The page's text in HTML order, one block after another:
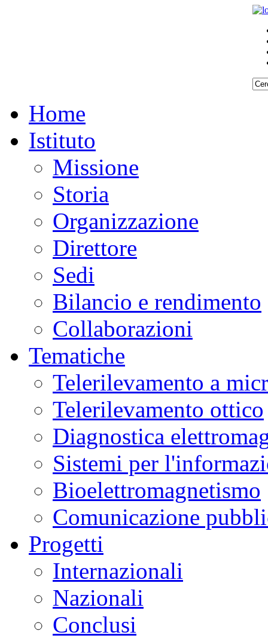
Home
Istituto
Missione
Storia
Organizzazione
Direttore
Sedi
Bilancio e rendimento
Collaborazioni
Tematiche
Telerilevamento a
Telerilevamento ottico
Diagnostica
Sistemi per
Bioelettromagnetismo
Comunicazione
Progetti
Internazionali
Nazionali
Conclusi